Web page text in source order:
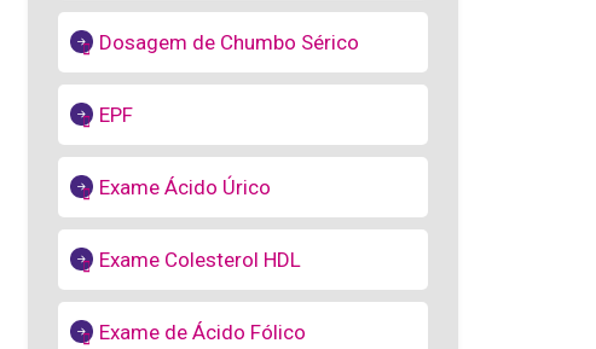
Dosagem de Chumbo Sérico
EPF
Exame Ácido Úrico
Exame Colesterol HDL
Exame de Ácido Fólico